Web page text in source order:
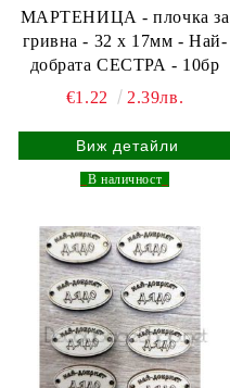
МАРТЕНИЦА - плочка за
гривна - 32 х 17мм - Най-
добрата СЕСТРА - 10бр
€1.22
2.39лв.
Виж детайли
В наличност